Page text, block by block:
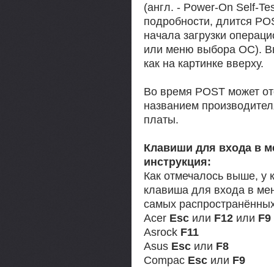
(англ. - Power-On Self-
подробности, длится
начала загрузки
или меню выбора ОС).
как на картинке вверху.
Во время POST может
названием
платы.
Клавиши для входа в
инструкция:
Как отмечалось выше, у
клавиша для входа в
самых
Acer Esc или F12 или F9
Asrock F11
Asus Esc или F8
Compaс Esc или F9